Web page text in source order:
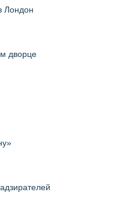
Лондон
дворце